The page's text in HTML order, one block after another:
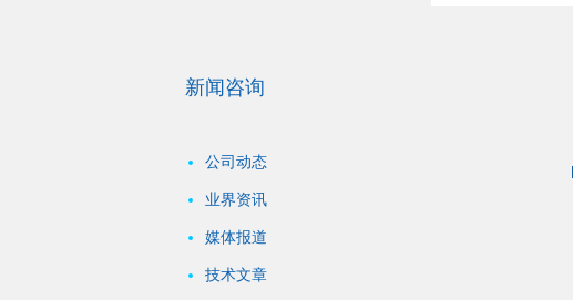
新闻咨询
公司动态
业界资讯
媒体报道
技术文章